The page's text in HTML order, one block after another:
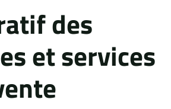
des
et services